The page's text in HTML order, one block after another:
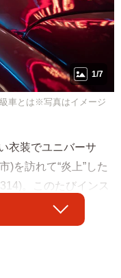
1/7
車とは※写真はイメージ
衣装でユニバーサ
)を訪れて“炎上”した
。このたびインス
を「プレゼントして
びネットで話題にな